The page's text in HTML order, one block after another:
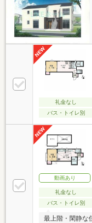
礼金なし
バス・トイレ別
動画あり
礼金なし
バス・トイレ別
最上階・閑静な